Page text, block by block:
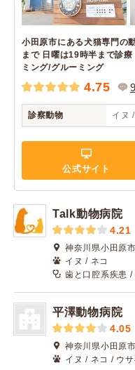
小田原市にある犬猫専門の
まで 日曜は19時半まで診
ミング/グルーミング
4.75 9
診察動物 イヌ
公式サイト
Talk動物病院
4.21
神奈川県小田原
イヌ / ネコ
歯と口腔系疾患 /
平澤動物病院
4.05
神奈川県小田原
イヌ / ネコ / ウ